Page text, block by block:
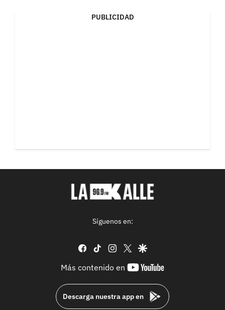
PUBLICIDAD
Síguenos en:
facebook
tiktok instagram
twittergoogle
Más contenido en
youtube-
Descarga nuestra app en